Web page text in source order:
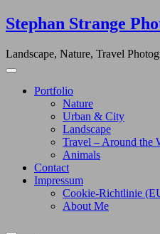
Skip
to
Stephan Strange
Landscape, Nature, Travel
Portfolio
Nature
Urban & City
Landscape
Travel – Around the
Animals
Contact
Impressum
Cookie-Richtlinie
About Me